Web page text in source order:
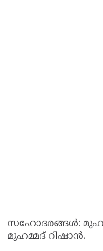
സഹോദരങ്ങൾ:
മുഹമ്മദ് റിഷാൻ.